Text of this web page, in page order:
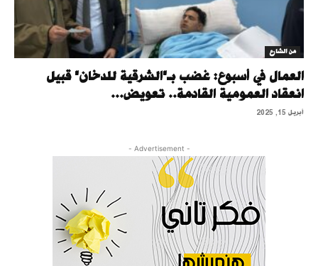
من الشارع
العمال في أسبوع: غضب بـ"الشرقية للدخان" قبيل
انعقاد العمومية القادمة.. تعويض...
أبريل 15, 2025
- Advertisement -